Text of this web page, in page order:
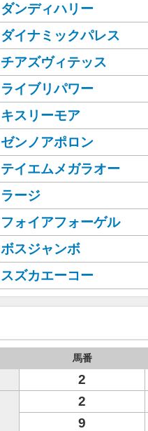
ダンディハリー
ダイナミックパレス
チアズヴィテッス
ライブリパワー
キスリーモア
ゼンノアポロン
テイエムメガラオー
ラージ
フォイアフォーゲル
ボスジャンボ
スズカエーコー
馬番
2
2
9